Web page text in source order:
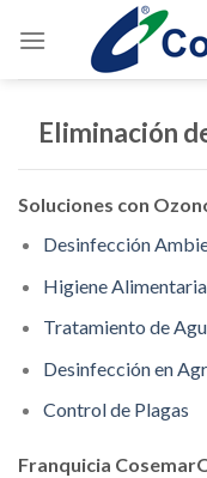
Eliminación
Soluciones con
Desinfección
Higiene Alimentaria
Tratamiento de
Desinfección en
Control de Plagas
Franquicia